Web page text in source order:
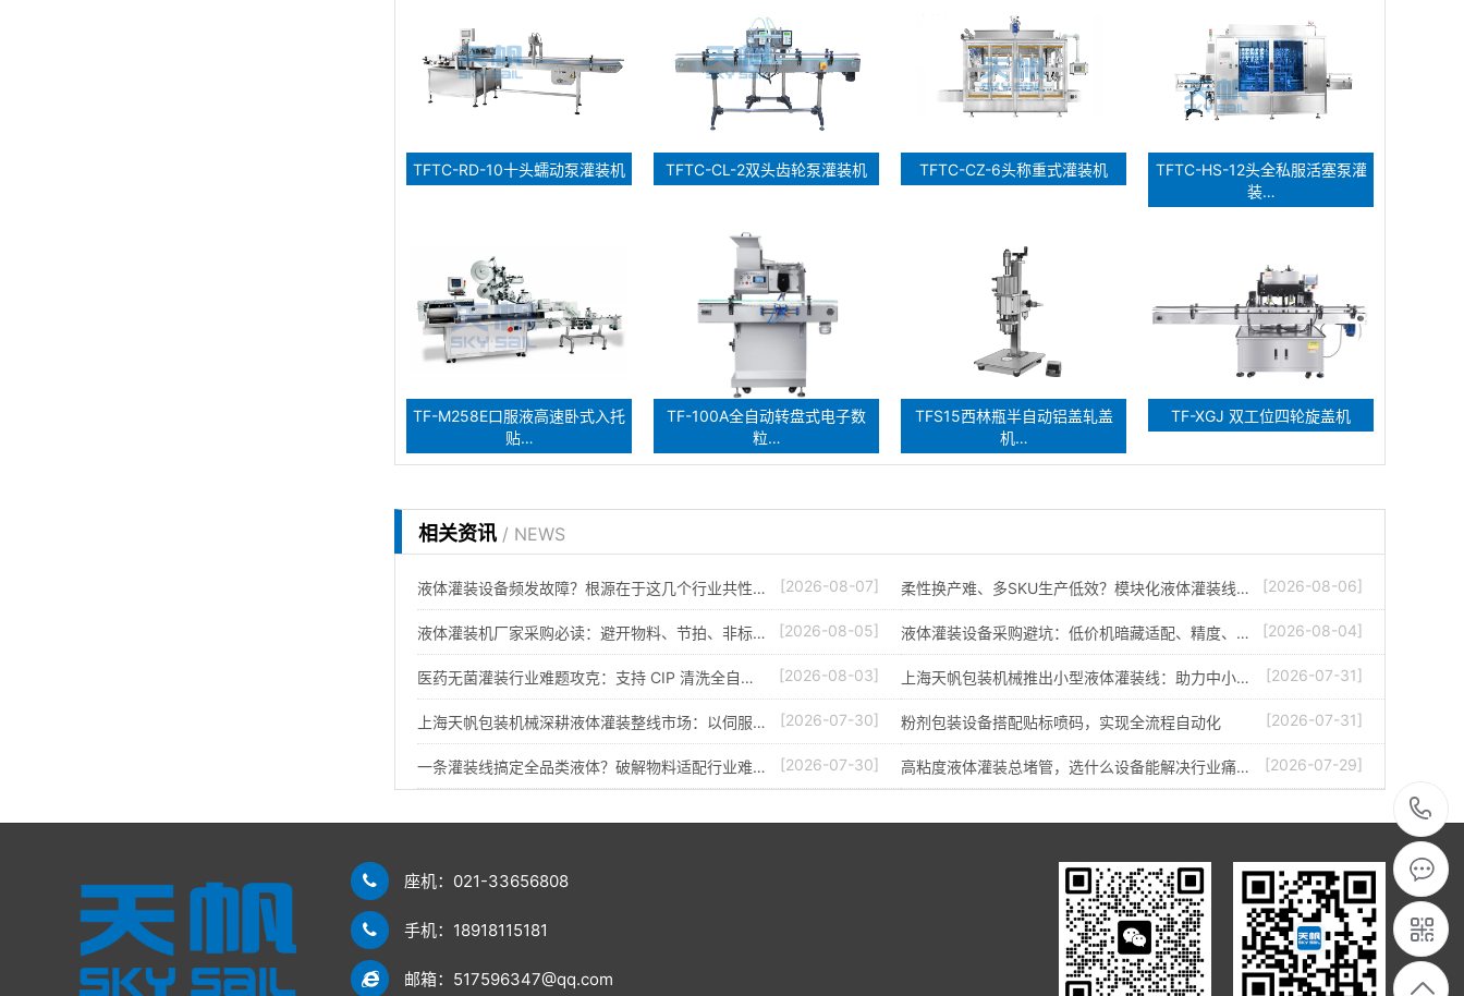
TFTC-RD-10十头蠕动泵灌装机 TFTC-CL-2双头齿轮泵灌装机 TFTC-CZ-6头称重式灌装机
TFTC-HS-12头全私服活塞泵灌
装…
TF-M258E口服液高速卧式入托
贴…
TF-100A全自动转盘式电子数
粒…
TFS15西林瓶半自动铝盖轧盖
机…
TF-XGJ 双工位四轮旋盖机
相关资讯 / NEWS
液体灌装设备频发故障？根源在于这几个行业共性… [2026-08-07] 柔性换产难、多SKU生产低效？模块化液体灌装线… [2026-08-06]
液体灌装机厂家采购必读：避开物料、节拍、非标… [2026-08-05] 液体灌装设备采购避坑：低价机暗藏适配、精度、… [2026-08-04]
医药无菌灌装行业难题攻克：支持 CIP 清洗全自… [2026-08-03] 上海天帆包装机械推出小型液体灌装线：助力中小… [2026-07-31]
上海天帆包装机械深耕液体灌装整线市场：以伺服… [2026-07-30] 粉剂包装设备搭配贴标喷码，实现全流程自动化 [2026-07-31]
一条灌装线搞定全品类液体？破解物料适配行业难… [2026-07-30] 高粘度液体灌装总堵管，选什么设备能解决行业痛… [2026-07-29]
座机：021-33656808
手机：18918115181
邮箱：517596347@qq.com